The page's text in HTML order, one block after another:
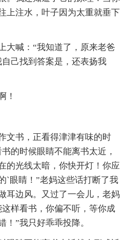
上注水，叶子因为太重就垂下
大喊：“我知道了，原来老爸
己找到答案是，还表扬我
！
文书，正看得津津有味的时
的时候眼睛不能离书太近，
的光线太暗，你快开灯！你应
`眼睛！”老妈这些话打断了我
耳边风。又过了一会儿，老妈
样看书，你偏不听，等你成
！”我只好乖乖投降。